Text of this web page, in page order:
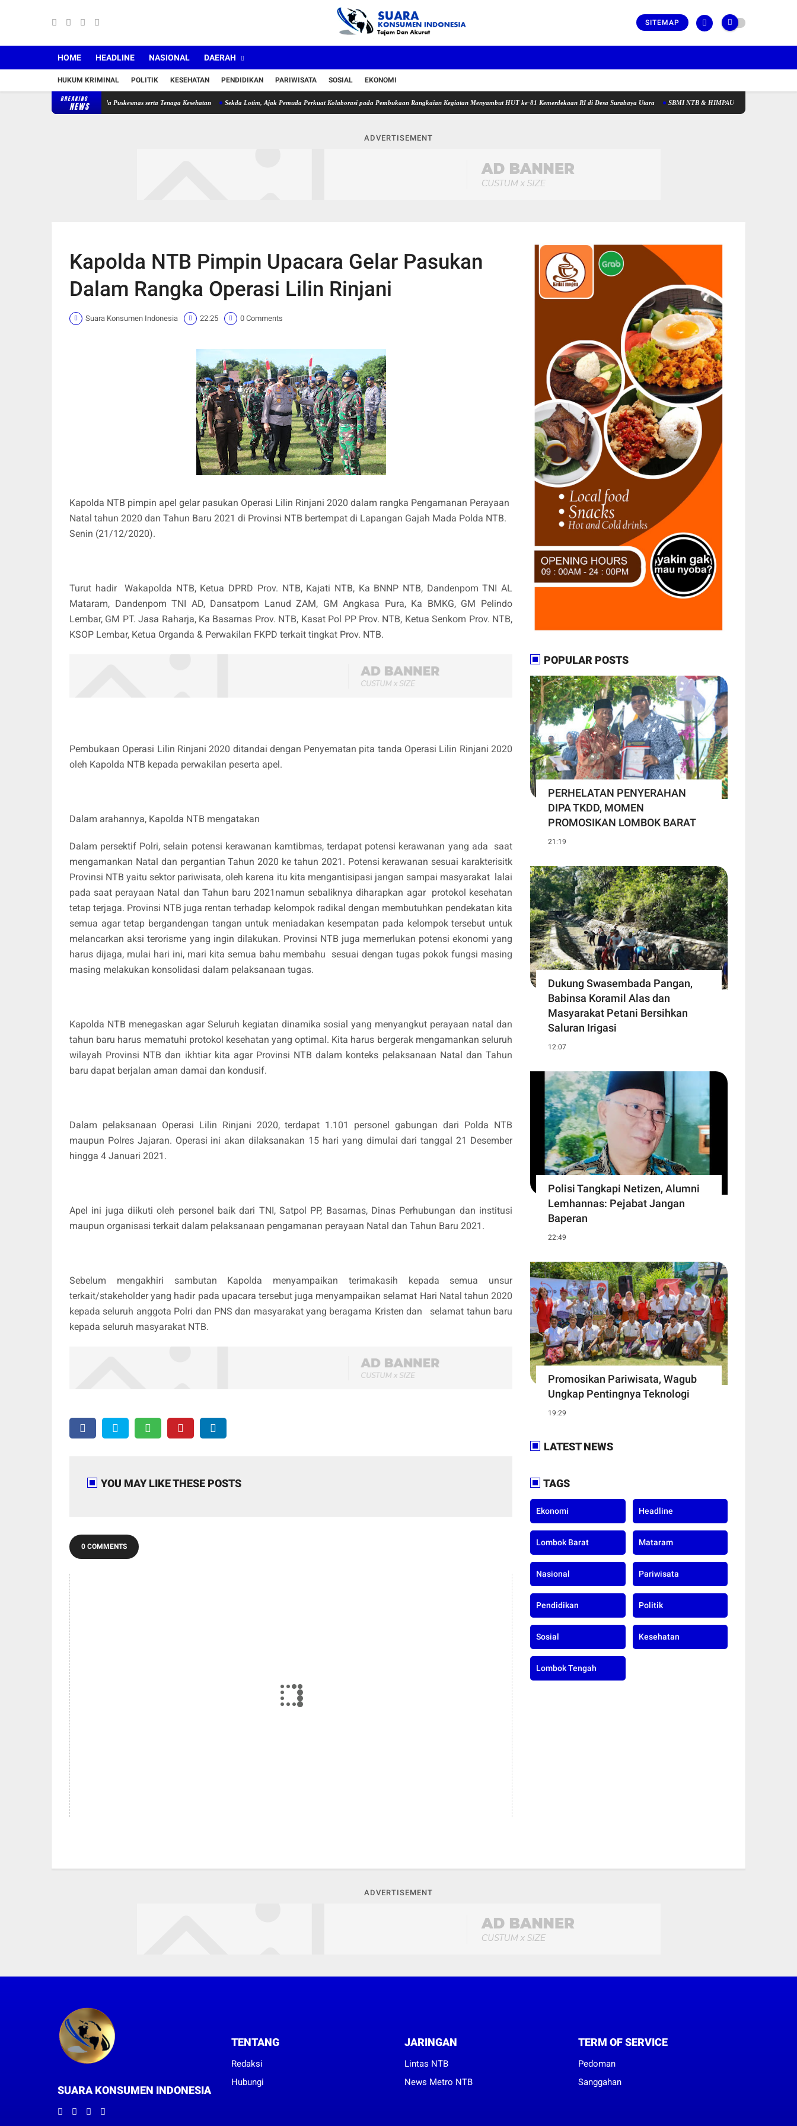
SITEMAP
HOME HEADLINE NASIONAL DAERAH
HUKUM KRIMINAL POLITIK KESEHATAN PENDIDIKAN PARIWISATA SOSIAL EKONOMI
BREAKING
NEWS
Penempatan Plt Kepala Puskesmas serta Tenaga Kesehatan Sekda Lotim, Ajak Pemuda Perkuat Kolaborasi pada Pembukaan Rangkaian Kegiatan Menyambut HUT ke-81 Kemerdekaan RI di Desa Surabaya Utara SBMI NTB & HIMPAUDI NTB, Silaturahim Di Polda
ADVERTISEMENT
Kapolda NTB Pimpin Upacara Gelar Pasukan
Dalam Rangka Operasi Lilin Rinjani
Suara Konsumen Indonesia 22:25 0 Comments
Kapolda NTB pimpin apel gelar pasukan Operasi Lilin Rinjani 2020 dalam rangka Pengamanan Perayaan
Natal tahun 2020 dan Tahun Baru 2021 di Provinsi NTB bertempat di Lapangan Gajah Mada Polda NTB.
Senin (21/12/2020).
Turut hadir Wakapolda NTB, Ketua DPRD Prov. NTB, Kajati NTB, Ka BNNP NTB, Dandenpom TNI AL
Mataram, Dandenpom TNI AD, Dansatpom Lanud ZAM, GM Angkasa Pura, Ka BMKG, GM Pelindo
Lembar, GM PT. Jasa Raharja, Ka Basarnas Prov. NTB, Kasat Pol PP Prov. NTB, Ketua Senkom Prov. NTB,
KSOP Lembar, Ketua Organda & Perwakilan FKPD terkait tingkat Prov. NTB.
Pembukaan Operasi Lilin Rinjani 2020 ditandai dengan Penyematan pita tanda Operasi Lilin Rinjani 2020
oleh Kapolda NTB kepada perwakilan peserta apel.
Dalam arahannya, Kapolda NTB mengatakan
Dalam persektif Polri, selain potensi kerawanan kamtibmas, terdapat potensi kerawanan yang ada saat
mengamankan Natal dan pergantian Tahun 2020 ke tahun 2021. Potensi kerawanan sesuai karakterisitk
Provinsi NTB yaitu sektor pariwisata, oleh karena itu kita mengantisipasi jangan sampai masyarakat lalai
pada saat perayaan Natal dan Tahun baru 2021namun sebaliknya diharapkan agar protokol kesehatan
tetap terjaga. Provinsi NTB juga rentan terhadap kelompok radikal dengan membutuhkan pendekatan kita
semua agar tetap bergandengan tangan untuk meniadakan kesempatan pada kelompok tersebut untuk
melancarkan aksi terorisme yang ingin dilakukan. Provinsi NTB juga memerlukan potensi ekonomi yang
harus dijaga, mulai hari ini, mari kita semua bahu membahu sesuai dengan tugas pokok fungsi masing
masing melakukan konsolidasi dalam pelaksanaan tugas.
Kapolda NTB menegaskan agar Seluruh kegiatan dinamika sosial yang menyangkut perayaan natal dan
tahun baru harus mematuhi protokol kesehatan yang optimal. Kita harus bergerak mengamankan seluruh
wilayah Provinsi NTB dan ikhtiar kita agar Provinsi NTB dalam konteks pelaksanaan Natal dan Tahun
baru dapat berjalan aman damai dan kondusif.
Dalam pelaksanaan Operasi Lilin Rinjani 2020, terdapat 1.101 personel gabungan dari Polda NTB
maupun Polres Jajaran. Operasi ini akan dilaksanakan 15 hari yang dimulai dari tanggal 21 Desember
hingga 4 Januari 2021.
Apel ini juga diikuti oleh personel baik dari TNI, Satpol PP, Basarnas, Dinas Perhubungan dan institusi
maupun organisasi terkait dalam pelaksanaan pengamanan perayaan Natal dan Tahun Baru 2021.
Sebelum mengakhiri sambutan Kapolda menyampaikan terimakasih kepada semua unsur
terkait/stakeholder yang hadir pada upacara tersebut juga menyampaikan selamat Hari Natal tahun 2020
kepada seluruh anggota Polri dan PNS dan masyarakat yang beragama Kristen dan selamat tahun baru
kepada seluruh masyarakat NTB.
YOU MAY LIKE THESE POSTS
0 COMMENTS
POPULAR POSTS
PERHELATAN PENYERAHAN
DIPA TKDD, MOMEN
PROMOSIKAN LOMBOK BARAT
21:19
Dukung Swasembada Pangan,
Babinsa Koramil Alas dan
Masyarakat Petani Bersihkan
Saluran Irigasi
12:07
Polisi Tangkapi Netizen, Alumni
Lemhannas: Pejabat Jangan
Baperan
22:49
Promosikan Pariwisata, Wagub
Ungkap Pentingnya Teknologi
19:29
LATEST NEWS
TAGS
Ekonomi Headline
Lombok Barat Mataram
Nasional Pariwisata
Pendidikan Politik
Sosial Kesehatan
Lombok Tengah
ADVERTISEMENT
SUARA KONSUMEN INDONESIA
TENTANG
Redaksi
Hubungi
JARINGAN
Lintas NTB
News Metro NTB
TERM OF SERVICE
Pedoman
Sanggahan